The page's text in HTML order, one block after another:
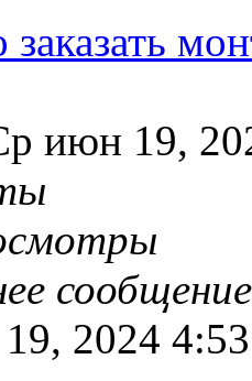
июн 19,
2024